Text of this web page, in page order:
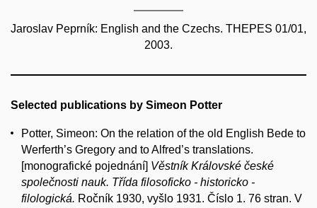
Jaroslav Peprník: English and the Czechs. THEPES 01/01,
2003.
Selected publications by Simeon Potter
Potter, Simeon: On the relation of the old English Bede to
Werferth’s Gregory and to Alfred’s translations.
[monografické pojednání] Věstník Královské české
společnosti nauk. Třída filosoficko - historicko -
filologická. Ročník 1930, vyšlo 1931. Číslo 1. 76 stran. V